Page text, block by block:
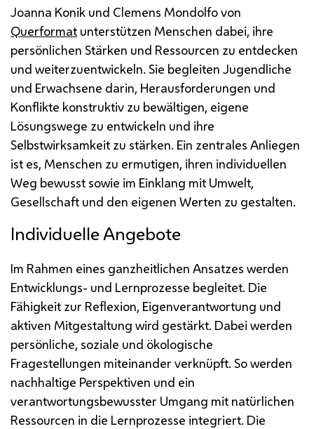
Joanna Konik und Clemens Mondolfo von
Querformat unterstützen Menschen dabei, ihre
persönlichen Stärken und Ressourcen zu entdecken
und weiterzuentwickeln. Sie begleiten Jugendliche
und Erwachsene darin, Herausforderungen und
Konflikte konstruktiv zu bewältigen, eigene
Lösungswege zu entwickeln und ihre
Selbstwirksamkeit zu stärken. Ein zentrales Anliegen
ist es, Menschen zu ermutigen, ihren individuellen
Weg bewusst sowie im Einklang mit Umwelt,
Gesellschaft und den eigenen Werten zu gestalten.
Individuelle Angebote
Im Rahmen eines ganzheitlichen Ansatzes werden
Entwicklungs- und Lernprozesse begleitet. Die
Fähigkeit zur Reflexion, Eigenverantwortung und
aktiven Mitgestaltung wird gestärkt. Dabei werden
persönliche, soziale und ökologische
Fragestellungen miteinander verknüpft. So werden
nachhaltige Perspektiven und ein
verantwortungsbewusster Umgang mit natürlichen
Ressourcen in die Lernprozesse integriert. Die